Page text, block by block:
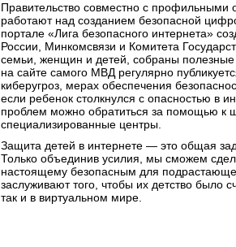
Правительство совместно с профильными
работают над созданием безопасной
портале «Лига безопасного интернета»
России, Минкомсвязи и Комитета
семьи, женщин и детей, собраны
на сайте самого МВД регулярно
киберугроз, мерах обеспечения
если ребенок столкнулся с опасностью в
проблем можно обратиться за помощью к
специализированные центры.
Защита детей в интернете — это общая
Только объединив усилия, мы сможем
настоящему безопасным для
заслуживают того, чтобы их детство было
так и в виртуальном мире.